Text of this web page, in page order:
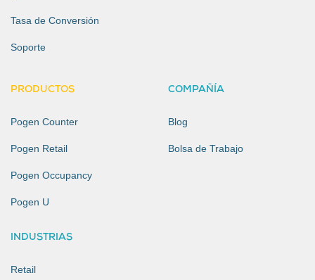
Tasa de Conversión
Soporte
PRODUCTOS
Pogen Counter
Pogen Retail
Pogen Occupancy
Pogen U
INDUSTRIAS
Retail
COMPAÑÍA
Blog
Bolsa de Trabajo